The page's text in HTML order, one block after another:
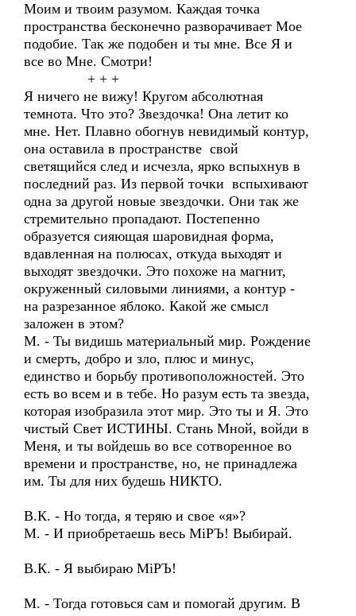
Моим и твоим разумом. Каждая точка
пространства бесконечно разворачивает Мое
подобие. Так же подобен и ты мне. Все Я и
все во Мне. Смотри!
+ + +
Я ничего не вижу! Кругом абсолютная
темнота. Что это? Звездочка! Она летит ко
мне. Нет. Плавно обогнув невидимый контур,
она оставила в пространстве свой
светящийся след и исчезла, ярко вспыхнув в
последний раз. Из первой точки вспыхивают
одна за другой новые звездочки. Они так же
стремительно пропадают. Постепенно
образуется сияющая шаровидная форма,
вдавленная на полюсах, откуда выходят и
выходят звездочки. Это похоже на магнит,
окруженный силовыми линиями, а контур -
на разрезанное яблоко. Какой же смысл
заложен в этом?
М. - Ты видишь материальный мир. Рождение
и смерть, добро и зло, плюс и минус,
единство и борьбу противоположностей. Это
есть во всем и в тебе. Но разум есть та звезда,
которая изобразила этот мир. Это ты и Я. Это
чистый Свет ИСТИНЫ. Стань Мной, войди в
Меня, и ты войдешь во все сотворенное во
времени и пространстве, но, не принадлежа
им. Ты для них будешь НИКТО.
В.К. - Но тогда, я теряю и свое «я»?
М. - И приобретаешь весь МiРЪ! Выбирай.
В.К. - Я выбираю МiРЪ!
М. - Тогда готовься сам и помогай другим. В